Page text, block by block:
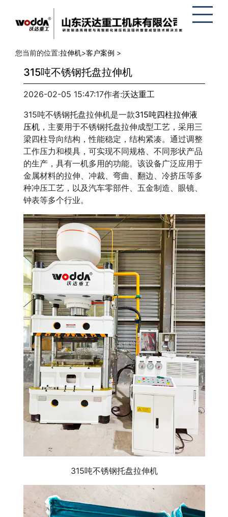
网站地
图
您当前的位置:拉伸机>客户案例 >
315吨不锈钢托盘拉伸机
2026-02-05 15:47:17作者:沃达重工
315吨不锈钢托盘拉伸机是一款315吨四柱拉伸液
压机 ，主要用于不锈钢托盘拉伸成型工艺，采用三
梁四柱导向结构，性能稳定，结构紧凑。通过调整
工作压力和模具，可实现不同规格、不同形状产品
的生产，具有一机多用的功能。该设备广泛应用于
金属材料的拉伸、冲裁、弯曲、翻边、冷挤压等多
种冲压工艺，以及汽车零部件、五金制造、眼镜、
钟表等多个行业。
315吨不锈钢托盘拉伸机